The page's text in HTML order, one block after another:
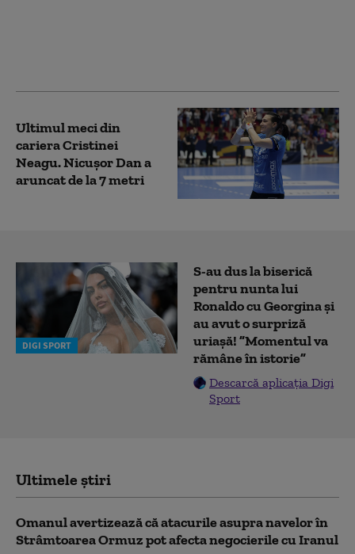
Ultimul meci din
cariera Cristinei
Neagu. Nicuşor Dan a
aruncat de la 7 metri
DIGI SPORT
S-au dus la biserică
pentru nunta lui
Ronaldo cu Georgina și
au avut o surpriză
uriașă! ”Momentul va
rămâne în istorie”
Descarcă aplicația Digi
Sport
Ultimele știri
Omanul avertizează că atacurile asupra navelor în
Strâmtoarea Ormuz pot afecta negocierile cu Iranul